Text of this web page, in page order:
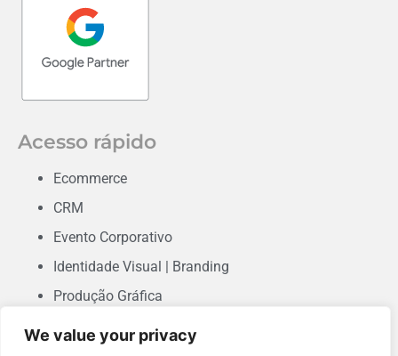
We value your privacy
Acesso rápido
Ecommerce
CRM
Evento Corporativo
Identidade Visual | Branding
Produção Gráfica
Consultoria em Marketing